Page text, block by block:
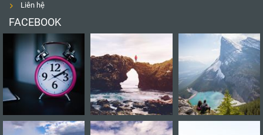
Liên hệ
FACEBOOK